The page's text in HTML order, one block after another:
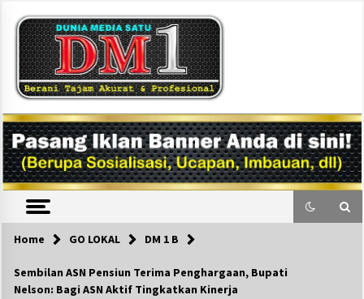
content
DM1
Home GO LOKAL DM 1 B
Sembilan ASN Pensiun Terima Penghargaan, Bupati
Nelson: Bagi ASN Aktif Tingkatkan Kinerja